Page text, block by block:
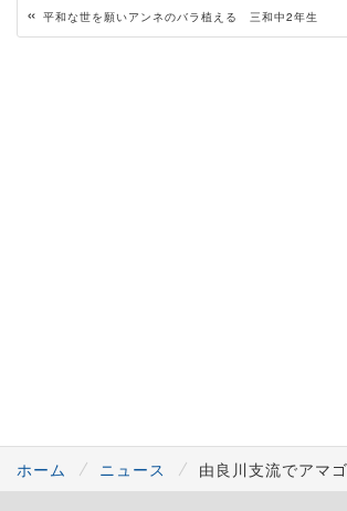
« 平和な世を願いアンネのバラ植える 三和中2年生
ホーム ニュース 由良川支流でア